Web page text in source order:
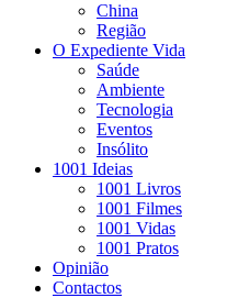
China
Região
O Expediente Vida
Saúde
Ambiente
Tecnologia
Eventos
Insólito
1001 Ideias
1001 Livros
1001 Filmes
1001 Vidas
1001 Pratos
Opinião
Contactos